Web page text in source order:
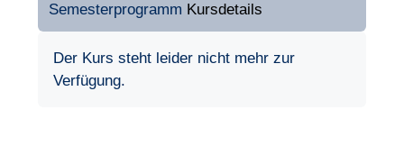
Semesterprogramm Kursdetails
Der Kurs steht leider nicht mehr zur
Verfügung.